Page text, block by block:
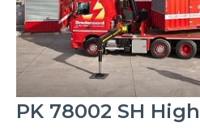
PK 78002 SH